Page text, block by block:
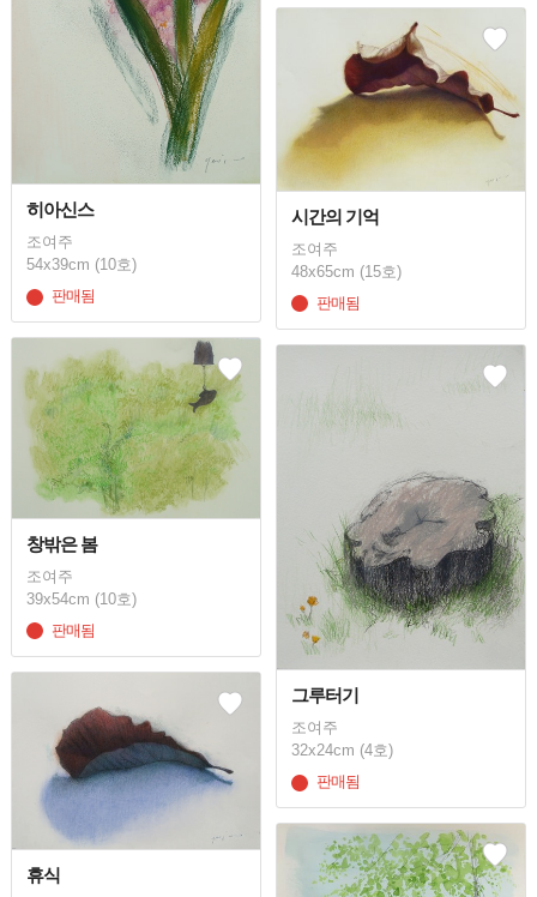
히아신스
조여주
54x39cm (10호)
판매됨
시간의 기억
조여주
48x65cm (15호)
판매됨
창밖은 봄
조여주
39x54cm (10호)
판매됨
그루터기
조여주
32x24cm (4호)
판매됨
휴식